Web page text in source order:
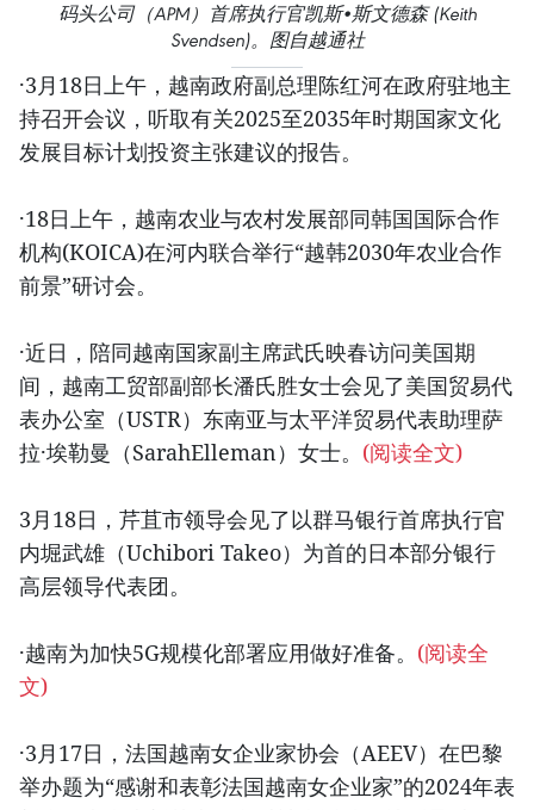
码头公司（APM）首席执行官凯斯•斯文德森 (Keith
Svendsen)。图自越通社
·3月18日上午，越南政府副总理陈红河在政府驻地主
持召开会议，听取有关2025至2035年时期国家文化
发展目标计划投资主张建议的报告。
·18日上午，越南农业与农村发展部同韩国国际合作
机构(KOICA)在河内联合举行“越韩2030年农业合作
前景”研讨会。
·近日，陪同越南国家副主席武氏映春访问美国期
间，越南工贸部副部长潘氏胜女士会见了美国贸易代
表办公室（USTR）东南亚与太平洋贸易代表助理萨
拉·埃勒曼（SarahElleman）女士。 (阅读全文)
3月18日，芹苴市领导会见了以群马银行首席执行官
内堀武雄（Uchibori Takeo）为首的日本部分银行
高层领导代表团。
·越南为加快5G规模化部署应用做好准备。 (阅读全
文)
·3月17日，法国越南女企业家协会（AEEV）在巴黎
举办题为“感谢和表彰法国越南女企业家”的2024年表